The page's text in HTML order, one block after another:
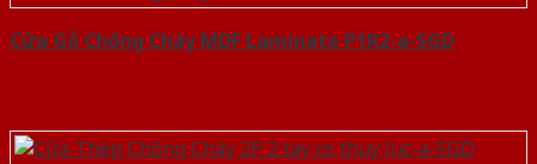
Cửa Gỗ Chống Cháy MDF Laminate P1R2-a-SGD